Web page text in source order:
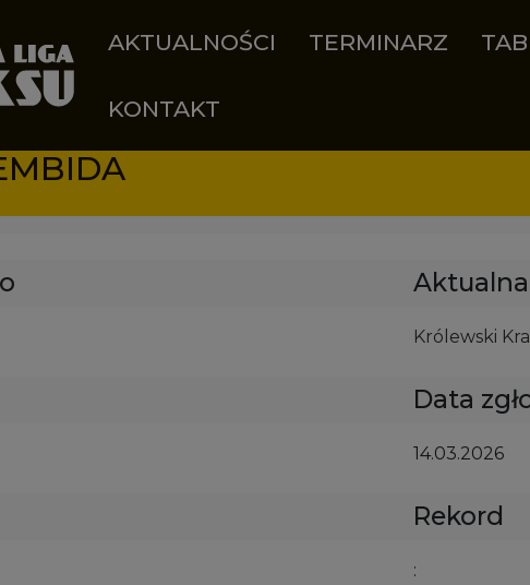
AKTUALNOŚCI TERMINARZ
KONTAKT
Królewski
Data
14.03.2026
Rekord
: